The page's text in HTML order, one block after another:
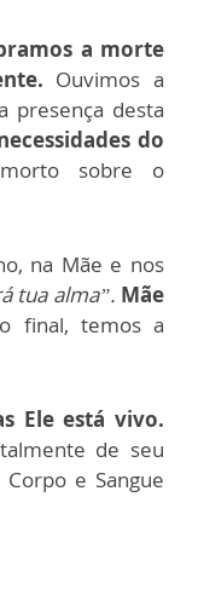
a morte
Ouvimos a
presença desta
do
sobre o
na Mãe e nos
tua alma”. Mãe
final, temos a
Ele está vivo.
de seu
e Sangue